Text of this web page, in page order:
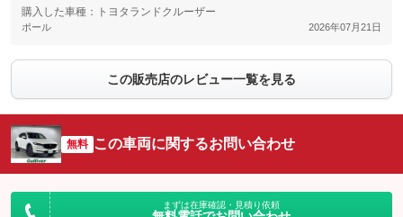
購入した車種：トヨタランドクルーザー
ポール 2026年07月21日
この販売店のレビュー一覧を見る
無料 この車両に関するお問い合わせ
まずは在庫確認・見積り依頼